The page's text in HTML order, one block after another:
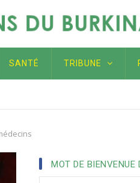
SANTÉ TRIBUNE
frontières de l'Afriqu
MOT DE BIENVENUE